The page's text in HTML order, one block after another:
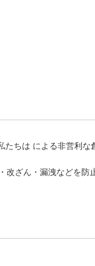
ちは による非営利な
ざん・漏洩などを防